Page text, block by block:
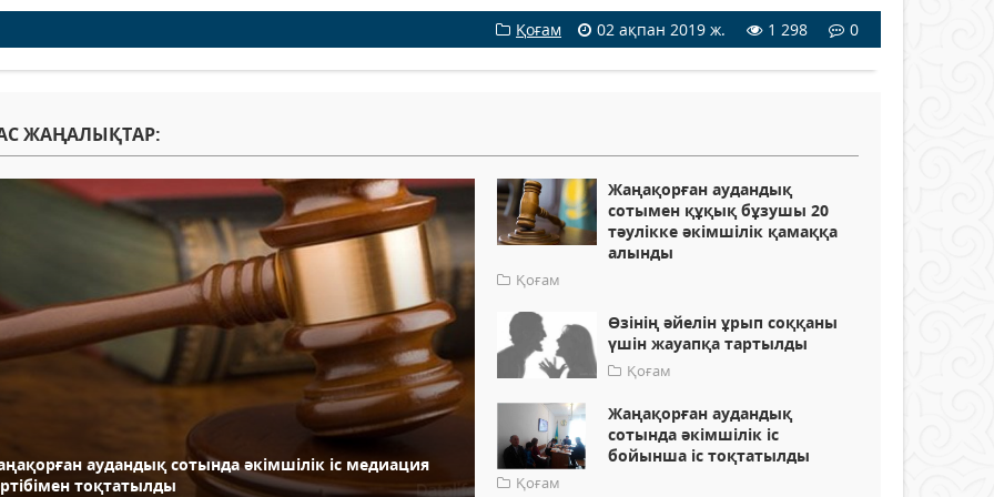
Қоғам 02 ақпан 2019 ж. 1 298 0
ЖАҢАЛЫҚТАР:
аудандық сотында әкімшілік іс медиация
тоқтатылды
Жаңақорған аудандық
сотымен құқық бұзушы 20
тәулікке әкімшілік қамаққа
алынды
Қоғам
Өзінің әйелін ұрып соққаны
үшін жауапқа тартылды
Қоғам
Жаңақорған аудандық
сотында әкімшілік іс
бойынша іс тоқтатылды
Қоғам